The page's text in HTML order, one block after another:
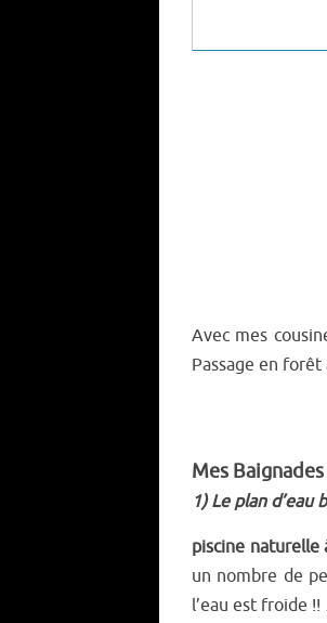
Avec mes
Passage en
Mes Baignades
1) Le plan d’eau
piscine naturelle
un nombre de
l’eau est froide